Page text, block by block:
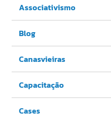
Associativismo
Blog
Canasvieiras
Capacitação
Cases